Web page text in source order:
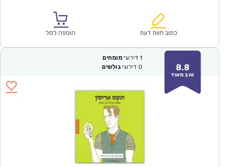
₪57.00.
הוא:
כתוב חוות דעת הוספה לסל
8.8
טוב מאוד
1 דירוגי מומחים
0 דירוגי גולשים